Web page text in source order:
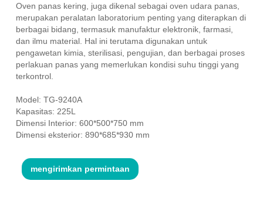
Oven panas kering, juga dikenal sebagai oven udara panas,
merupakan peralatan laboratorium penting yang diterapkan di
berbagai bidang, termasuk manufaktur elektronik, farmasi,
dan ilmu material. Hal ini terutama digunakan untuk
pengawetan kimia, sterilisasi, pengujian, dan berbagai proses
perlakuan panas yang memerlukan kondisi suhu tinggi yang
terkontrol.
Model: TG-9240A
Kapasitas: 225L
Dimensi Interior: 600*500*750 mm
Dimensi eksterior: 890*685*930 mm
mengirimkan permintaan